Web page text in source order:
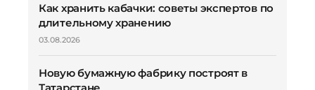
Как хранить кабачки: советы экспертов по
длительному хранению
03.08.2026
Новую бумажную фабрику построят в